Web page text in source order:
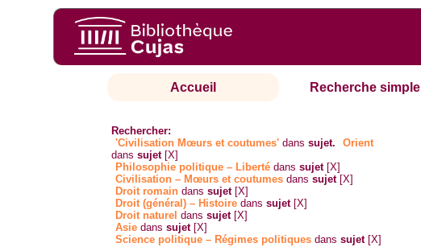
Accueil Recherche simple
Rechercher:
'Civilisation Mœurs et coutumes' danssujet.
Orient
danssujet [X]
Philosophie politique – Liberté danssujet [X]
Civilisation – Mœurs et coutumes danssujet [X]
Droit romain danssujet [X]
Droit (général) – Histoire danssujet [X]
Droit naturel danssujet [X]
Asie danssujet [X]
Science politique – Régimes politiques danssujet [X]